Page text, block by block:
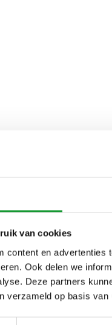
van cookies
content en
Ook delen we
Deze partners
verzameld op basis